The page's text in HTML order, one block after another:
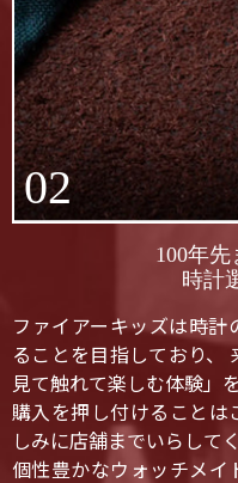
02
100年先
時計
ファイアーキッズは時
ることを目指しており、
見て触れて楽しむ体験」
購入を押し付けることは
しみに店舗までいらして
個性豊かなウォッチメイ